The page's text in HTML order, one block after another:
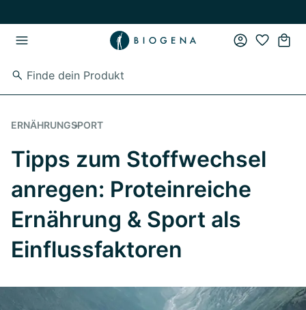
ERNÄHRUNGSPORT
Tipps zum Stoffwechsel
anregen: Proteinreiche
Ernährung & Sport als
Einflussfaktoren